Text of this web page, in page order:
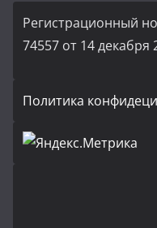
Регистрационный
74557 от 14 декабря
Политика